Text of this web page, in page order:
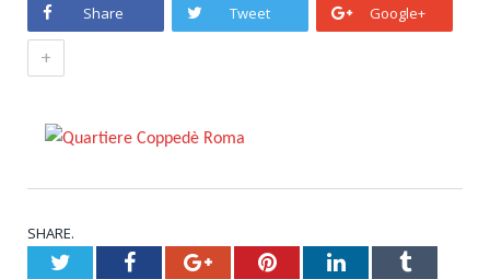
Share Tweet Google+
+
SHARE.
TwitterFacebookGoogle+PinterestLinkedInTumblr